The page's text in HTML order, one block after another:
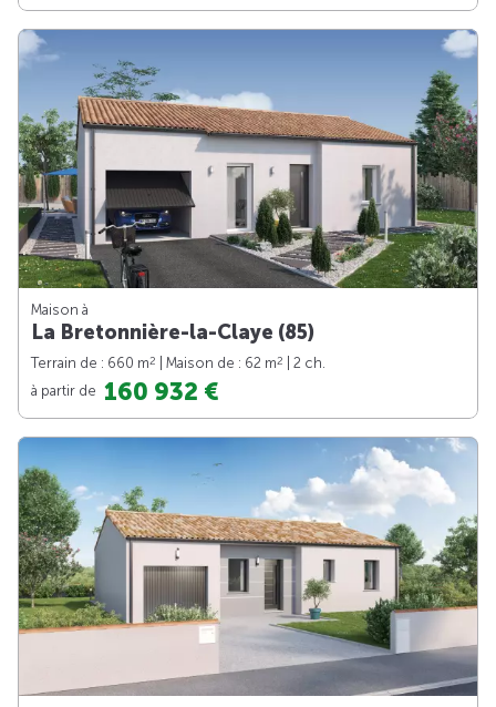
Maison à
La Bretonnière-la-Claye (85)
Terrain de : 660 m2 | Maison de : 62 m2
| 2 ch.
à partir de 160 932 €